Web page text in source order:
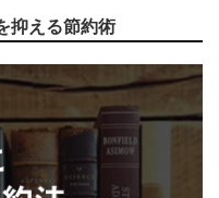
抑える節約術